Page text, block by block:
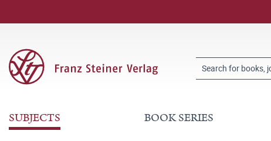
SUBJECTS BOOK SERIES